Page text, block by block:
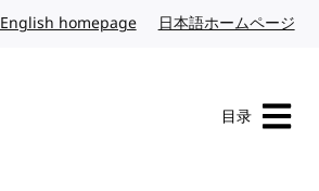
English homepage英文日本語ホームページ
目录